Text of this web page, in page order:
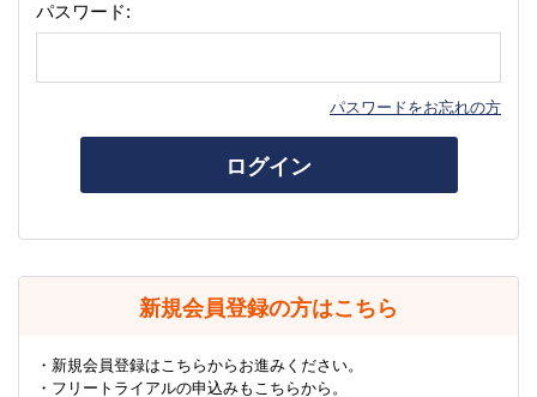
パスワード:
パスワードをお忘れの方
ログイン
新規会員登録の方はこちら
・新規会員登録はこちらからお進みください。
・フリートライアルの申込みもこちらから。